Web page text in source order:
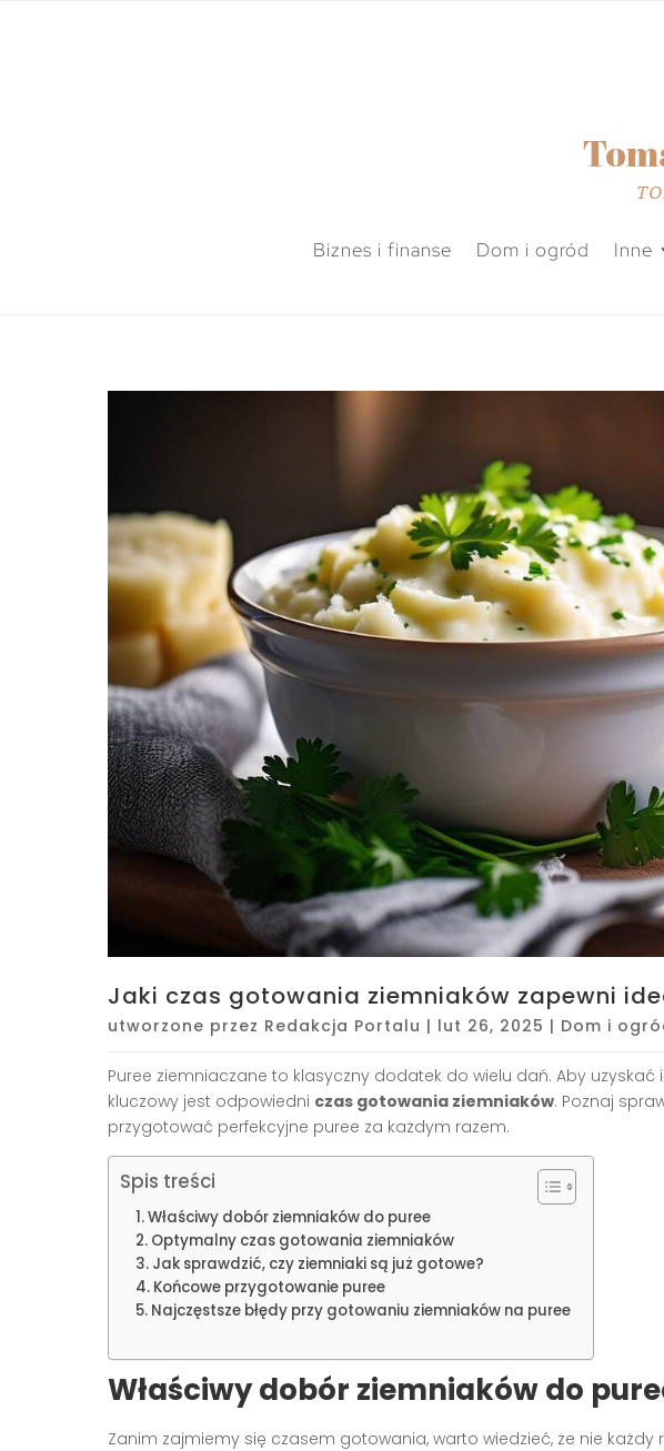
Biznes i finanse Dom i ogród Inne
Jaki czas gotowania ziemniaków zapewni
utworzone przez Redakcja Portalu | lut 26, 2025 | Dom i
Puree ziemniaczane to klasyczny dodatek do wielu dań. Aby
kluczowy jest odpowiedni czas gotowania ziemniaków. Poznaj
przygotować perfekcyjne puree za każdym razem.
Spis treści
Właściwy dobór ziemniaków do puree
Optymalny czas gotowania ziemniaków
Jak sprawdzić, czy ziemniaki są już gotowe?
Końcowe przygotowanie puree
Najczęstsze błędy przy gotowaniu ziemniaków na puree
Właściwy dobór ziemniaków do
Zanim zajmiemy się czasem gotowania, warto wiedzieć, że nie